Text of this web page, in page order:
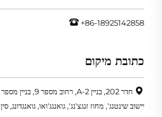
+86-18925142858
כתובת מיקום
יישוב שינטנג', מחוז זנגצ'נג', גואנגג'ואו, גואנגדונג, סין